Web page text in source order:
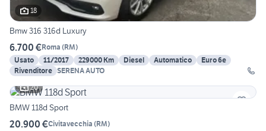
18
Bmw 316 316d Luxury
6.700 €Roma (RM)
Usato
11/2017 229000 Km Diesel Automatico
Euro 6e
Rivenditore SERENA AUTO
20
BMW 118d Sport
20.900 €Civitavecchia (RM)